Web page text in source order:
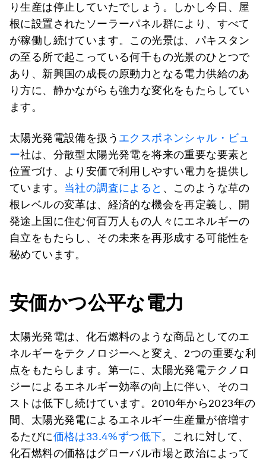
り生産は停止していたでしょう。しかし今日、屋
根に設置されたソーラーパネル群により、すべて
が稼働し続けています。この光景は、パキスタン
の至る所で起こっている何千もの光景のひとつで
あり、新興国の成長の原動力となる電力供給のあ
り方に、静かながらも強力な変化をもたらしてい
ます。
太陽光発電設備を扱う エクスポネンシャル・ビュ
ー社は、分散型太陽光発電を将来の重要な要素と
位置づけ、より安価で利用しやすい電力を提供し
ています。 当社の調査によると 、このような草の
根レベルの変革は、経済的な機会を再定義し、開
発途上国に住む何百万人もの人々にエネルギーの
自立をもたらし、その未来を再形成する可能性を
秘めています。
安価かつ公平な電力
太陽光発電は、化石燃料のような商品としてのエ
ネルギーをテクノロジーへと変え、2つの重要な利
点をもたらします。第一に、太陽光発電テクノロ
ジーによるエネルギー効率の向上に伴い、そのコ
ストは低下し続けています。2010年から2023年の
間、太陽光発電によるエネルギー生産量が倍増す
るたびに価格は33.4%ずつ低下。これに対して、
化石燃料の価格はグローバル市場と政治によって